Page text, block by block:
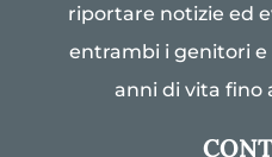
riportare notizie ed
entrambi i genitori
anni di vita fino